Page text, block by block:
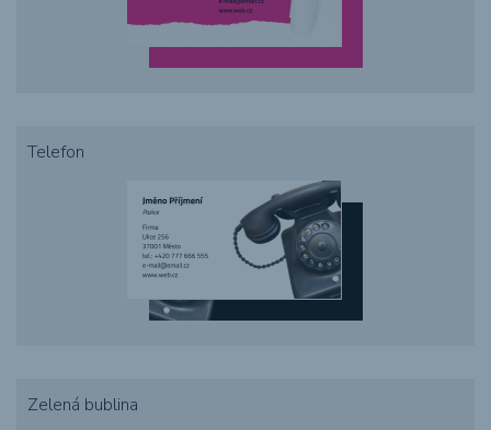
Telefon
Zelená bublina